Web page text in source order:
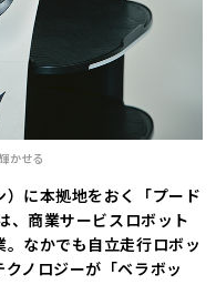
かせる
に本拠地をおく「プード
、商業サービスロボット
なかでも自立走行ロボッ
ノロジーが「ベラボッ